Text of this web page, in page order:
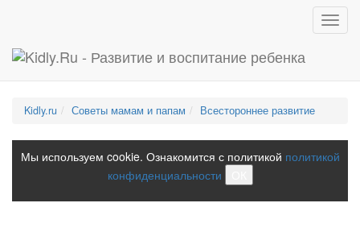
Kidly.ru Советы мамам и папам Всестороннее развитие
Мы используем cookie. Ознакомится с политикой политикой
конфиденциальности